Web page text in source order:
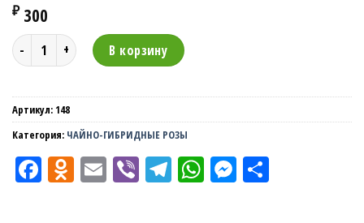
₽300
Количество товара Роза Аваланж (Avalanche)
В корзину
Артикул: 148
Категория: ЧАЙНО-ГИБРИДНЫЕ РОЗЫ
Facebook
Odnoklassniki
EmailViberTelegram
WhatsApp
Messenger